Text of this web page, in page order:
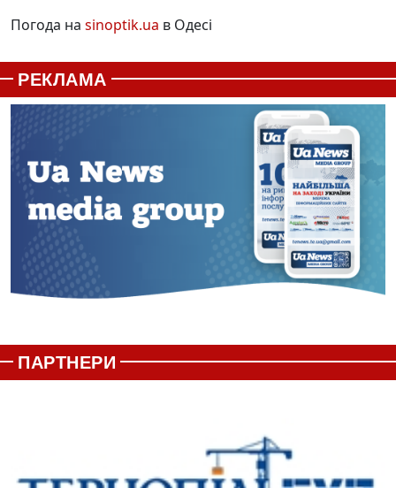
Погода на sinoptik.ua в Одесі
РЕКЛАМА
ПАРТНЕРИ